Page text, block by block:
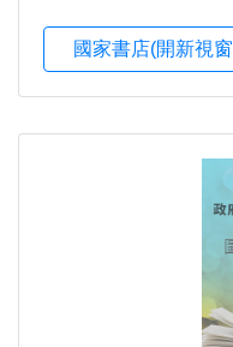
國家書店(開新視